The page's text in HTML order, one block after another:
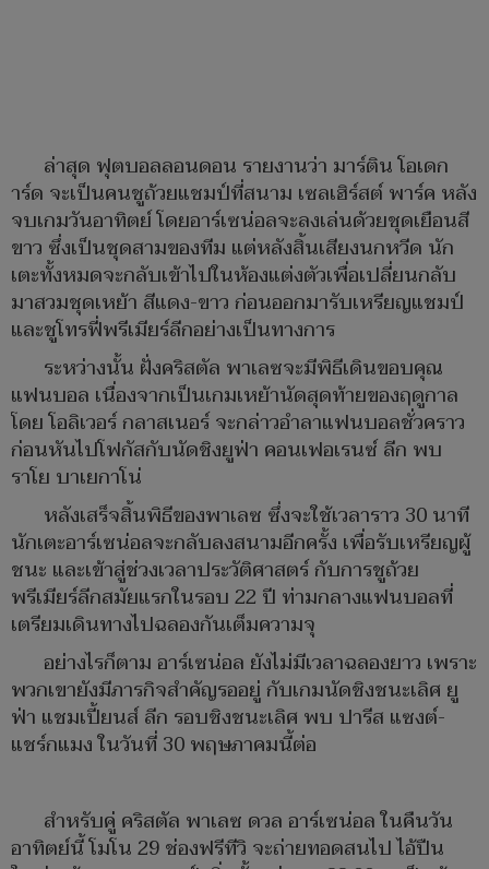
ล่าสุด ฟุตบอลลอนดอน รายงานว่า มาร์ติน โอเดก
าร์ด จะเป็นคนชูถ้วยแชมป์ที่สนาม เซลเฮิร์สต์ พาร์ค หลัง
จบเกมวันอาทิตย์ โดยอาร์เซน่อลจะลงเล่นด้วยชุดเยือนสี
ขาว ซึ่งเป็นชุดสามของทีม แต่หลังสิ้นเสียงนกหวีด นัก
เตะทั้งหมดจะกลับเข้าไปในห้องแต่งตัวเพื่อเปลี่ยนกลับ
มาสวมชุดเหย้า สีแดง-ขาว ก่อนออกมารับเหรียญแชมป์
และชูโทรฟี่พรีเมียร์ลีกอย่างเป็นทางการ
ระหว่างนั้น ฝั่งคริสตัล พาเลซจะมีพิธีเดินขอบคุณ
แฟนบอล เนื่องจากเป็นเกมเหย้านัดสุดท้ายของฤดูกาล
โดย โอลิเวอร์ กลาสเนอร์ จะกล่าวอำลาแฟนบอลชั่วคราว
ก่อนหันไปโฟกัสกับนัดชิงยูฟ่า คอนเฟอเรนซ์ ลีก พบ
ราโย บาเยกาโน่
หลังเสร็จสิ้นพิธีของพาเลซ ซึ่งจะใช้เวลาราว 30 นาที
นักเตะอาร์เซน่อลจะกลับลงสนามอีกครั้ง เพื่อรับเหรียญผู้
ชนะ และเข้าสู่ช่วงเวลาประวัติศาสตร์ กับการชูถ้วย
พรีเมียร์ลีกสมัยแรกในรอบ 22 ปี ท่ามกลางแฟนบอลที่
เตรียมเดินทางไปฉลองกันเต็มความจุ
อย่างไรก็ตาม อาร์เซน่อล ยังไม่มีเวลาฉลองยาว เพราะ
พวกเขายังมีภารกิจสำคัญรออยู่ กับเกมนัดชิงชนะเลิศ ยู
ฟ่า แชมเปี้ยนส์ ลีก รอบชิงชนะเลิศ พบ ปารีส แซงต์-
แชร์กแมง ในวันที่ 30 พฤษภาคมนี้ต่อ
สำหรับคู่ คริสตัล พาเลซ ดวล อาร์เซน่อล ในคืนวัน
อาทิตย์นี้ โมโน 29 ช่องฟรีทีวิ จะถ่ายทอดสนไป ไอ้ปืน